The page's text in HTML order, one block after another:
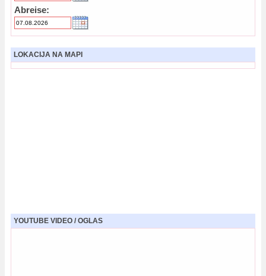
Abreise:
LOKACIJA NA MAPI
YOUTUBE VIDEO / OGLAS